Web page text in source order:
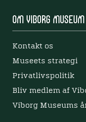
Om Viborg Museum
Kontakt os
Museets strategi
Privatlivspolitik
Bliv medlem af
Viborg Museums